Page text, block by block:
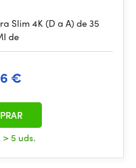
Slim 4K (D a A) de 35
de
€
> 5 uds.